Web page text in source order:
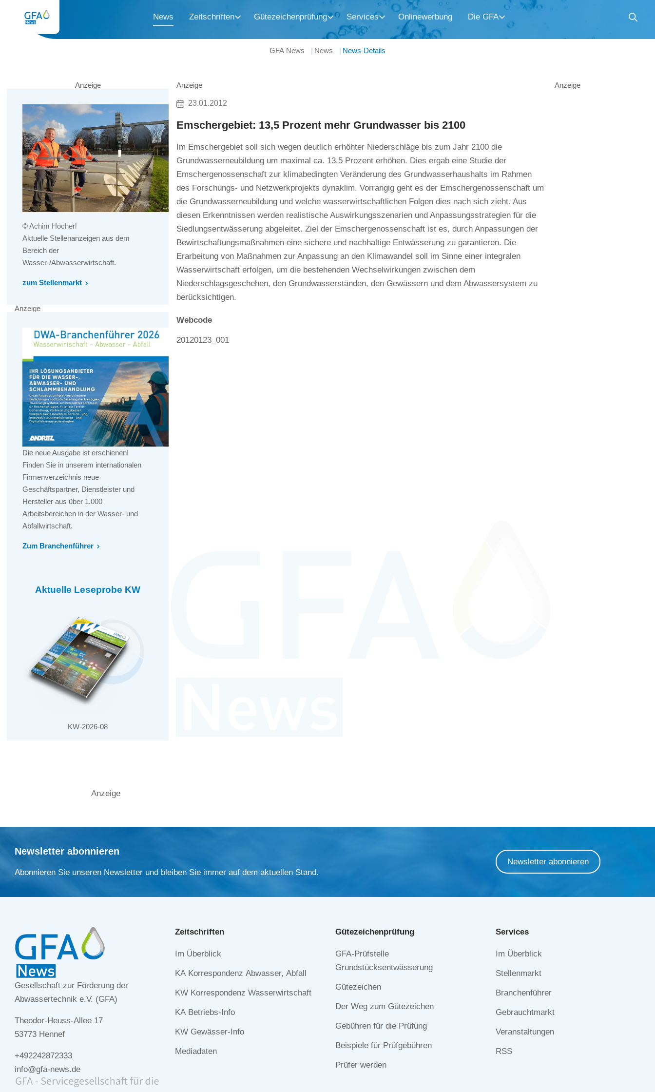
News Zeitschriften Gütezeichenprüfung Services Onlinewerbung Die GFA
GFA News News News-Details
Anzeige
23.01.2012
Emschergebiet: 13,5 Prozent mehr Grundwasser bis 2100
Im Emschergebiet soll sich wegen deutlich erhöhter Niederschläge bis zum Jahr 2100 die
Grundwasserneubildung um maximal ca. 13,5 Prozent erhöhen. Dies ergab eine Studie der
Emschergenossenschaft zur klimabedingten Veränderung des Grundwasserhaushalts im Rahmen
des Forschungs- und Netzwerkprojekts dynaklim. Vorrangig geht es der Emschergenossenschaft um
die Grundwasserneubildung und welche wasserwirtschaftlichen Folgen dies nach sich zieht. Aus
diesen Erkenntnissen werden realistische Auswirkungsszenarien und Anpassungsstrategien für die
Siedlungsentwässerung abgeleitet. Ziel der Emschergenossenschaft ist es, durch Anpassungen der
Bewirtschaftungsmaßnahmen eine sichere und nachhaltige Entwässerung zu garantieren. Die
Erarbeitung von Maßnahmen zur Anpassung an den Klimawandel soll im Sinne einer integralen
Wasserwirtschaft erfolgen, um die bestehenden Wechselwirkungen zwischen dem
Niederschlagsgeschehen, den Grundwasserständen, den Gewässern und dem Abwassersystem zu
berücksichtigen.
Webcode
20120123_001
Anzeige
© Achim Höcherl
Aktuelle Stellenanzeigen aus dem
Bereich der
Wasser-/Abwasserwirtschaft.
zum Stellenmarkt
Anzeige
Die neue Ausgabe ist erschienen!
Finden Sie in unserem internationalen
Firmenverzeichnis neue
Geschäftspartner, Dienstleister und
Hersteller aus über 1.000
Arbeitsbereichen in der Wasser- und
Abfallwirtschaft.
Zum Branchenführer
Aktuelle Leseprobe KW
KW-2026-08
Anzeige
Anzeige
Newsletter abonnieren
Abonnieren Sie unseren Newsletter und bleiben Sie immer auf dem aktuellen Stand.
Newsletter abonnieren
Gesellschaft zur Förderung der
Abwassertechnik e.V. (GFA)
Theodor-Heuss-Allee 17
53773 Hennef
+492242872333
info@gfa-news.de
Zeitschriften
Navigation
Im Überblick
KA Korrespondenz Abwasser, Abfall
KW Korrespondenz Wasserwirtschaft
KA Betriebs-Info
KW Gewässer-Info
Mediadaten
Gütezeichen­prüfung
Navigation
überspringen
GFA-Prüfstelle
Grundstücksentwässerung
Gütezeichen
Der Weg zum Gütezeichen
Gebühren für die Prüfung
Beispiele für Prüfgebühren
Prüfer werden
Services
Navigation
Im Überblick
Stellenmarkt
Branchenführer
Gebrauchtmarkt
Veranstaltungen
RSS